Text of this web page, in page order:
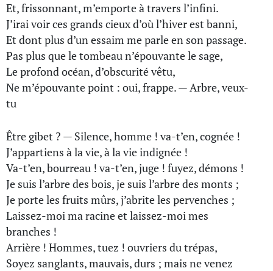
Et, frissonnant, m’emporte à travers l’infini.
J’irai voir ces grands cieux d’où l’hiver est banni,
Et dont plus d’un essaim me parle en son passage.
Pas plus que le tombeau n’épouvante le sage,
Le profond océan, d’obscurité vêtu,
Ne m’épouvante point : oui, frappe. — Arbre, veux-
tu
Être gibet ? — Silence, homme ! va-t’en, cognée !
J’appartiens à la vie, à la vie indignée !
Va-t’en, bourreau ! va-t’en, juge ! fuyez, démons !
Je suis l’arbre des bois, je suis l’arbre des monts ;
Je porte les fruits mûrs, j’abrite les pervenches ;
Laissez-moi ma racine et laissez-moi mes
branches !
Arrière ! Hommes, tuez ! ouvriers du trépas,
Soyez sanglants, mauvais, durs ; mais ne venez